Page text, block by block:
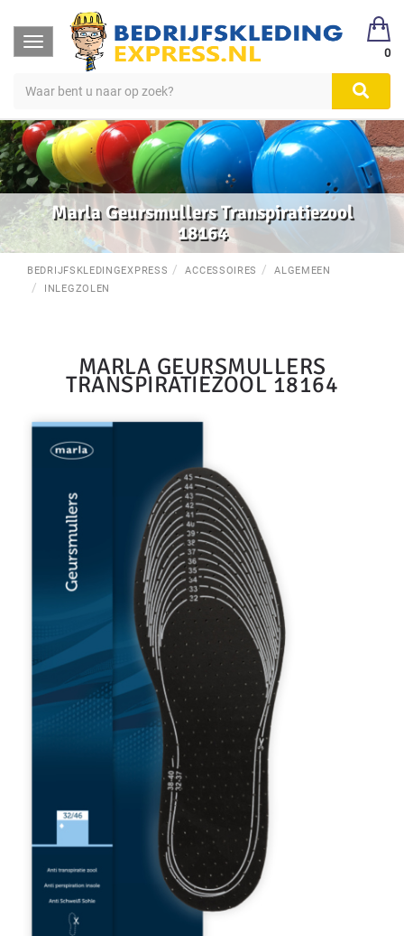
Toggle
navigation
0
Marla Geursmullers Transpiratiezool
18164
BEDRIJFSKLEDINGEXPRESS ACCESSOIRES
ALGEMEEN
INLEGZOLEN
MARLA GEURSMULLERS
TRANSPIRATIEZOOL 18164